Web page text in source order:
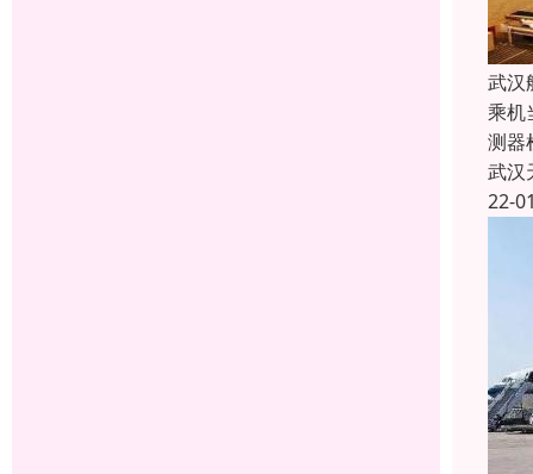
武汉
乘机
测器
武汉
22-